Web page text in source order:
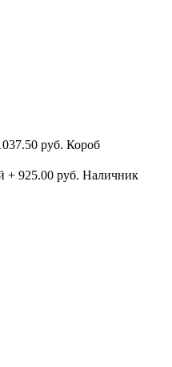
Короб
Наличник